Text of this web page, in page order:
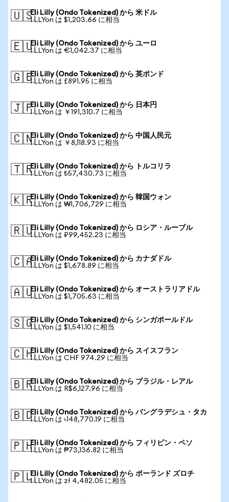
🇺🇸Eli Lilly (Ondo Tokenized) から 米ドル
1 LLYon は $1,203.66 に相当
🇪🇺Eli Lilly (Ondo Tokenized) から ユーロ
1 LLYon は €1,042.37 に相当
🇬🇧Eli Lilly (Ondo Tokenized) から 英ポンド
1 LLYon は £891.95 に相当
🇯🇵Eli Lilly (Ondo Tokenized) から 日本円
1 LLYon は ￥191,310.7 に相当
🇨🇳Eli Lilly (Ondo Tokenized) から 中国人民元
1 LLYon は ￥8,118.93 に相当
🇹🇷Eli Lilly (Ondo Tokenized) から トルコリラ
1 LLYon は ₺57,430.73 に相当
🇰🇷Eli Lilly (Ondo Tokenized) から 韓国ウォン
1 LLYon は ₩1,706,729 に相当
🇷🇺Eli Lilly (Ondo Tokenized) から ロシア・ルーブル
1 LLYon は ₽99,452.23 に相当
🇨🇦Eli Lilly (Ondo Tokenized) から カナダドル
1 LLYon は $1,678.89 に相当
🇦🇺Eli Lilly (Ondo Tokenized) から オーストラリアドル
1 LLYon は $1,705.63 に相当
🇸🇬Eli Lilly (Ondo Tokenized) から シンガポールドル
1 LLYon は $1,541.10 に相当
🇨🇭Eli Lilly (Ondo Tokenized) から スイスフラン
1 LLYon は CHF 974.29 に相当
🇧🇷Eli Lilly (Ondo Tokenized) から ブラジル・レアル
1 LLYon は R$6,127.96 に相当
🇧🇩Eli Lilly (Ondo Tokenized) から バングラデシュ・タカ
1 LLYon は ৳148,770.19 に相当
🇵🇭Eli Lilly (Ondo Tokenized) から フィリピン・ペソ
1 LLYon は ₱73,136.82 に相当
🇵🇱Eli Lilly (Ondo Tokenized) から ポーランド ズロチ
1 LLYon は zł 4,482.05 に相当